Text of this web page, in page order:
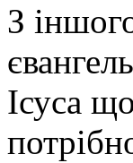
З
Ісуса